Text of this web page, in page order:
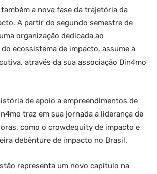
a nova fase da trajetória da
A partir do segundo semestre de
organização dedicada ao
ecossistema de impacto, assume a
através da sua associação Din4mo
de apoio a empreendimentos de
traz em sua jornada a liderança de
como o crowdequity de impacto e
debênture de impacto no Brasil.
representa um novo capítulo na